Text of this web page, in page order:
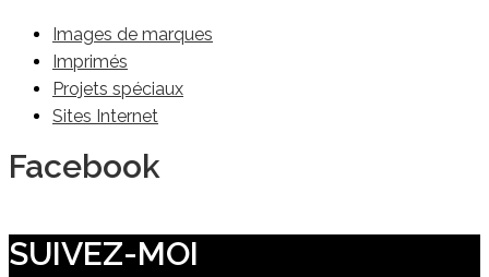
Images de marques
Imprimés
Projets spéciaux
Sites Internet
Facebook
SUIVEZ-MOI